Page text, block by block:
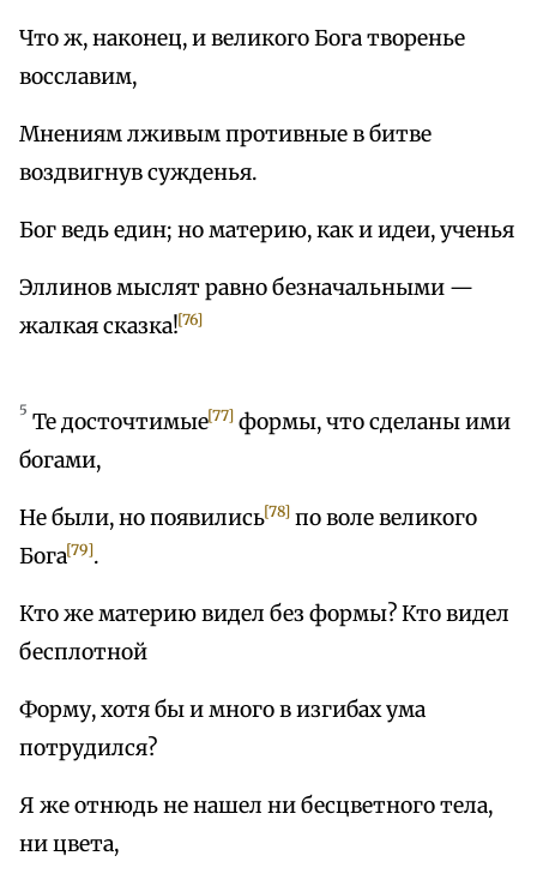
Что ж, наконец, и великого Бога творенье
восславим,
Мнениям лживым противные в битве
воздвигнув сужденья.
Бог ведь един; но материю, как и идеи, ученья
Эллинов мыслят равно безначальными —
жалкая сказка![76]
5 Те досточтимые[77] формы, что сделаны ими
богами,
Не были, но появились[78] по воле великого
Бога[79].
Кто же материю видел без формы? Кто видел
бесплотной
Форму, хотя бы и много в изгибах ума
потрудился?
Я же отнюдь не нашел ни бесцветного тела,
ни цвета,